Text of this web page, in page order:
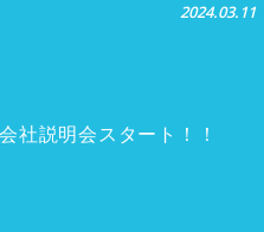
2024.03.11
社説明会スタート！！